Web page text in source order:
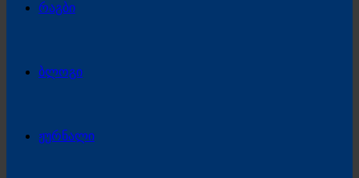
რაგბი
ბლოგი
ჟურნალი